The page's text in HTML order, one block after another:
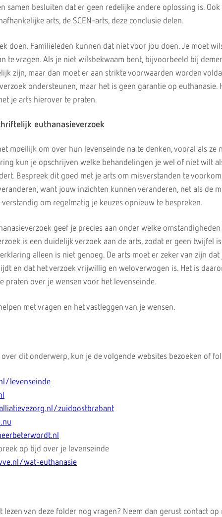
samen besluiten dat er geen redelijke andere oplossing is. Ook
arts, de SCEN-arts, deze conclusie delen.
doen. Familieleden kunnen dat niet voor jou doen. Je moet
te vragen. Als je niet wilsbekwaam bent, bijvoorbeeld bij
zijn, maar dan moet er aan strikte voorwaarden worden
ondersteunen, maar het is geen garantie op euthanasie.
je arts hierover te praten.
euthanasieverzoek
moeilijk om over hun levenseinde na te denken, vooral als ze
kun je opschrijven welke behandelingen je wel of niet wilt
Bespreek dit goed met je arts om misverstanden te
want jouw inzichten kunnen veranderen, net als de
verstandig om regelmatig je keuzes opnieuw te bespreken.
geef je precies aan onder welke omstandigheden
is een duidelijk verzoek aan de arts, zodat er geen twijfel
alleen is niet genoeg. De arts moet er zeker van zijn dat
en dat het verzoek vrijwillig en weloverwogen is. Het is
praten over je wensen voor het levenseinde.
met vragen en het vastleggen van je wensen.
dit onderwerp, kun je de volgende websites bezoeken of
levenseinde
zuidoostbrabant
op tijd over je levenseinde
wat-euthanasie
lezen van deze folder nog vragen? Neem dan gerust contact op